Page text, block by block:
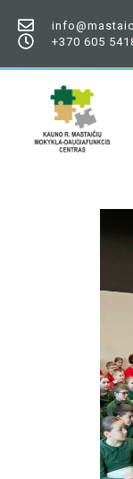
+370 605